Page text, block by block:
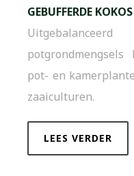
GEBUFFERDE
pot- en
zaaiculturen.
LEES VERDER